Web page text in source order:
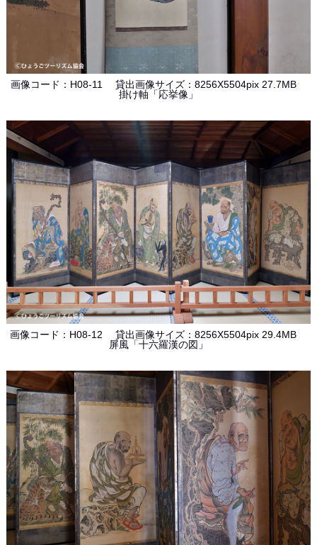
画像コード：H08-11 貸出画像サイズ：8256X5504pix 27.7MB
掛け軸「応挙像」
画像コード：H08-12 貸出画像サイズ：8256X5504pix 29.4MB
屏風「十六羅漢の図」